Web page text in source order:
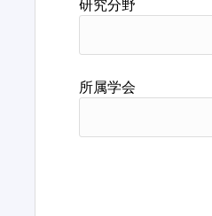
研究分野
所属学会